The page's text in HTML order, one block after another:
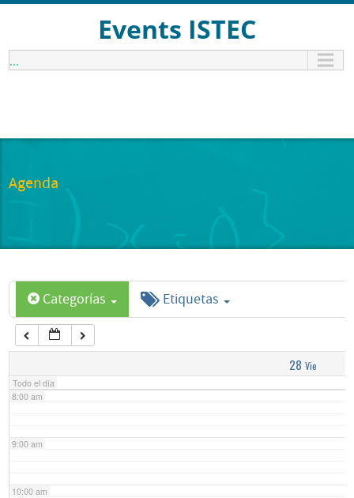
Events ISTEC
...
Agenda
Categorías Etiquetas
28 Vie
Todo el día
1:00 am
6:00 am
7:00 am
8:00 am
9:00 am
10:00 am